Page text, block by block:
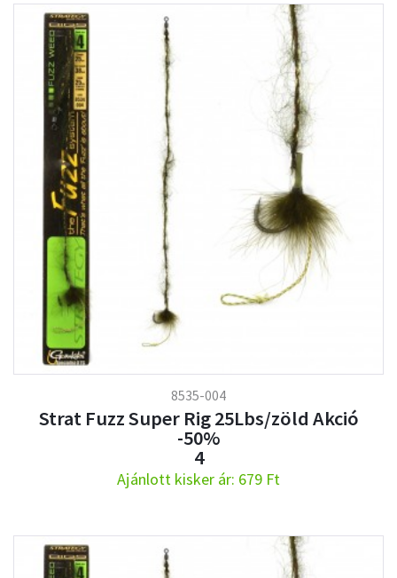
8535-004
Strat Fuzz Super Rig 25Lbs/zöld Akció
-50%
4
Ajánlott kisker ár: 679 Ft